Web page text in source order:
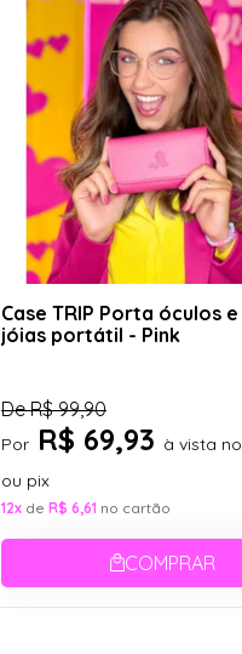
Case TRIP Porta óculos
jóias portátil - Pink
DeR$ 99,90
Por R$ 69,93 à vista
ou pix
12x de R$ 6,61 no cartão
COMPRAR